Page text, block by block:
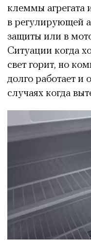
клеммы агрегата
в регулирующей
защиты или в
Ситуации когда
свет горит, но
долго работает и
случаях когда